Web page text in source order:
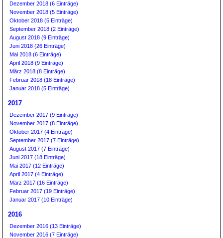
Dezember 2018 (6 Einträge)
November 2018 (5 Einträge)
Oktober 2018 (5 Einträge)
September 2018 (2 Einträge)
August 2018 (9 Einträge)
Juni 2018 (26 Einträge)
Mai 2018 (6 Einträge)
April 2018 (9 Einträge)
März 2018 (8 Einträge)
Februar 2018 (18 Einträge)
Januar 2018 (5 Einträge)
2017
Dezember 2017 (9 Einträge)
November 2017 (8 Einträge)
Oktober 2017 (4 Einträge)
September 2017 (7 Einträge)
August 2017 (7 Einträge)
Juni 2017 (18 Einträge)
Mai 2017 (12 Einträge)
April 2017 (4 Einträge)
März 2017 (16 Einträge)
Februar 2017 (19 Einträge)
Januar 2017 (10 Einträge)
2016
Dezember 2016 (13 Einträge)
November 2016 (7 Einträge)